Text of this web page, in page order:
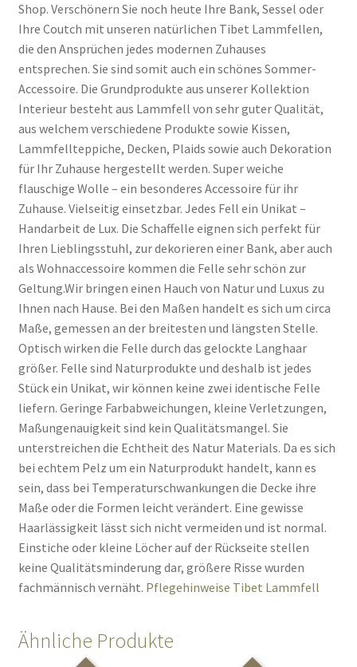
Shop. Verschönern Sie noch heute Ihre Bank, Sessel oder
Ihre Coutch mit unseren natürlichen Tibet Lammfellen,
die den Ansprüchen jedes modernen Zuhauses
entsprechen. Sie sind somit auch ein schönes Sommer-
Accessoire. Die Grundprodukte aus unserer Kollektion
Interieur besteht aus Lammfell von sehr guter Qualität,
aus welchem verschiedene Produkte sowie Kissen,
Lammfellteppiche, Decken, Plaids sowie auch Dekoration
für Ihr Zuhause hergestellt werden. Super weiche
flauschige Wolle – ein besonderes Accessoire für ihr
Zuhause. Vielseitig einsetzbar. Jedes Fell ein Unikat –
Handarbeit de Lux. Die Schaffelle eignen sich perfekt für
Ihren Lieblingsstuhl, zur dekorieren einer Bank, aber auch
als Wohnaccessoire kommen die Felle sehr schön zur
Geltung.Wir bringen einen Hauch von Natur und Luxus zu
Ihnen nach Hause. Bei den Maßen handelt es sich um circa
Maße, gemessen an der breitesten und längsten Stelle.
Optisch wirken die Felle durch das gelockte Langhaar
größer. Felle sind Naturprodukte und deshalb ist jedes
Stück ein Unikat, wir können keine zwei identische Felle
liefern. Geringe Farbabweichungen, kleine Verletzungen,
Maßungenauigkeit sind kein Qualitätsmangel. Sie
unterstreichen die Echtheit des Natur Materials. Da es sich
bei echtem Pelz um ein Naturprodukt handelt, kann es
sein, dass bei Temperaturschwankungen die Decke ihre
Maße oder die Formen leicht verändert. Eine gewisse
Haarlässigkeit lässt sich nicht vermeiden und ist normal.
Einstiche oder kleine Löcher auf der Rückseite stellen
keine Qualitätsminderung dar, größere Risse wurden
fachmännisch vernäht. Pflegehinweise Tibet Lammfell
Ähnliche Produkte